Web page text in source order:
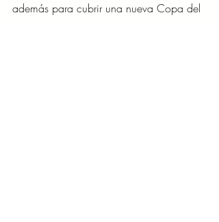
además para cubrir una nueva Copa del